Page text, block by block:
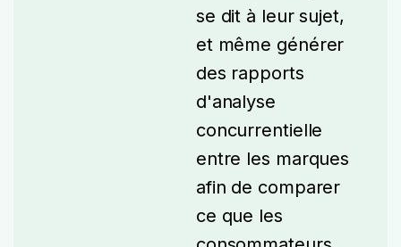
se dit à leur sujet,
et même générer
des rapports
d'analyse
concurrentielle
entre les marques
afin de comparer
ce que les